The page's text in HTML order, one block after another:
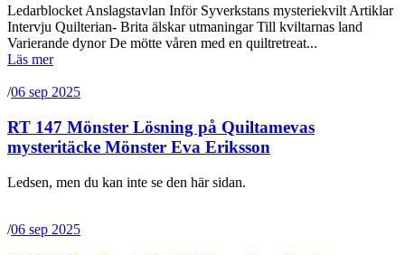
Ledarblocket Anslagstavlan Inför Syverkstans mysteriekvilt Artiklar
Intervju Quilterian- Brita älskar utmaningar Till kviltarnas land
Varierande dynor De mötte våren med en quiltretreat...
Läs mer
/06 sep 2025
RT 147 Mönster Lösning på Quiltamevas
mysteritäcke Mönster Eva Eriksson
Ledsen, men du kan inte se den här sidan.
/06 sep 2025